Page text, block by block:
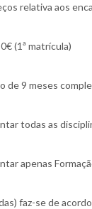
relativa aos
(1ª matrícula)
de 9 meses
todas as
apenas
faz-se de